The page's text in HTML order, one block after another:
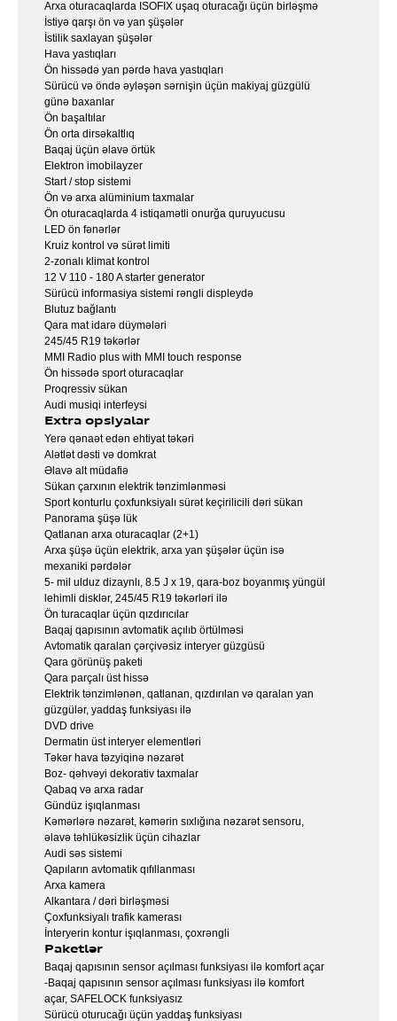
Arxa oturacaqlarda ISOFIX uşaq oturacağı üçün birləşmə
İstiyə qarşı ön və yan şüşələr
İstilik saxlayan şüşələr
Hava yastıqları
Ön hissədə yan pərdə hava yastıqları
Sürücü və öndə əyləşən sərnişin üçün makiyaj güzgülü
günə baxanlar
Ön başaltılar
Ön orta dirsəkaltlıq
Baqaj üçün əlavə örtük
Elektron imobilayzer
Start / stop sistemi
Ön və arxa alüminium taxmalar
Ön oturacaqlarda 4 istiqamətli onurğa quruyucusu
LED ön fənərlər
Kruiz kontrol və sürət limiti
2-zonalı klimat kontrol
12 V 110 - 180 A starter generator
Sürücü informasiya sistemi rəngli displeydə
Blutuz bağlantı
Qara mat idarə düymələri
245/45 R19 təkərlər
MMI Radio plus with MMI touch response
Ön hissədə sport oturacaqlar
Proqressiv sükan
Audi musiqi interfeysi
Extra opsiyalar
Yerə qənaət edən ehtiyat təkəri
Alətlət dəsti və domkrat
Əlavə alt müdafiə
Sükan çarxının elektrik tənzimlənməsi
Sport konturlu çoxfunksiyalı sürət keçirilicili dəri sükan
Panorama şüşə lük
Qatlanan arxa oturacaqlar (2+1)
Arxa şüşə üçün elektrik, arxa yan şüşələr üçün isə
mexaniki pərdələr
5- mil ulduz dizaynlı, 8.5 J x 19, qara-boz boyanmış yüngül
lehimli disklər, 245/45 R19 təkərləri ilə
Ön turacaqlar üçün qızdırıcılar
Baqaj qapısının avtomatik açılıb örtülməsi
Avtomatik qaralan çərçivəsiz interyer güzgüsü
Qara görünüş paketi
Qara parçalı üst hissə
Elektrik tənzimlənən, qatlanan, qızdırılan və qaralan yan
güzgülər, yaddaş funksiyası ilə
DVD drive
Dermatin üst interyer elementləri
Təkər hava təzyiqinə nəzarət
Boz- qəhvəyi dekorativ taxmalar
Qabaq və arxa radar
Gündüz işıqlanması
Kəmərlərə nəzarət, kəmərin sıxlığına nəzarət sensoru,
əlavə təhlükəsizlik üçün cihazlar
Audi səs sistemi
Qapıların avtomatik qıfıllanması
Arxa kamera
Alkantara / dəri birləşməsi
Çoxfunksiyalı trafik kamerası
İnteryerin kontur işıqlanması, çoxrəngli
Paketlər
Baqaj qapısının sensor açılması funksiyası ilə komfort açar
-Baqaj qapısının sensor açılması funksiyası ilə komfort
açar, SAFELOCK funksiyasız
Sürücü oturucağı üçün yaddaş funksiyası